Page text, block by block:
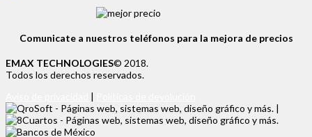
Comunicate a nuestros teléfonos para la mejora de precios
EMAX TECHNOLOGIES© 2018.
Todos los derechos reservados.
|
|